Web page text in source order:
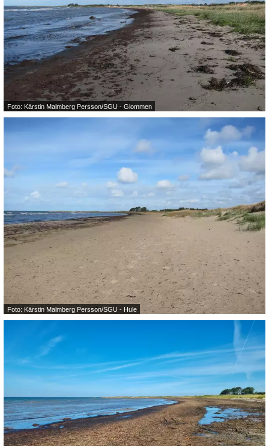
Foto: Kärstin Malmberg Persson/SGU - Glommen
Foto: Kärstin Malmberg Persson/SGU - Hule